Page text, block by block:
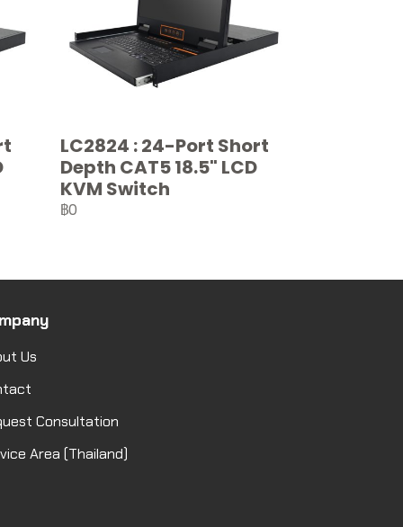
LC2824 : 24-Port Short
Depth CAT5 18.5" LCD
KVM Switch
฿0
Us
Consultation
Area (Thailand)